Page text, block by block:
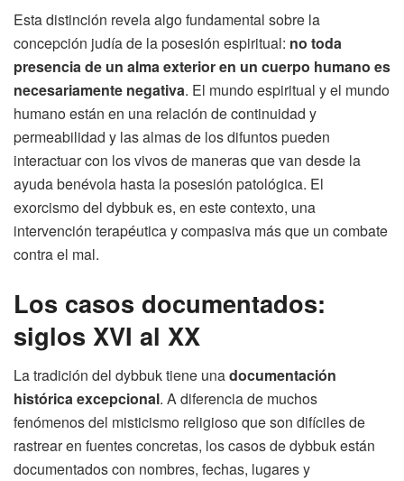
Esta distinción revela algo fundamental sobre la
concepción judía de la posesión espiritual: no toda
presencia de un alma exterior en un cuerpo humano es
necesariamente negativa. El mundo espiritual y el mundo
humano están en una relación de continuidad y
permeabilidad y las almas de los difuntos pueden
interactuar con los vivos de maneras que van desde la
ayuda benévola hasta la posesión patológica. El
exorcismo del dybbuk es, en este contexto, una
intervención terapéutica y compasiva más que un combate
contra el mal.
Los casos documentados:
siglos XVI al XX
La tradición del dybbuk tiene unadocumentación
histórica excepcional. A diferencia de muchos
fenómenos del misticismo religioso que son difíciles de
rastrear en fuentes concretas, los casos de dybbuk están
documentados con nombres, fechas, lugares y